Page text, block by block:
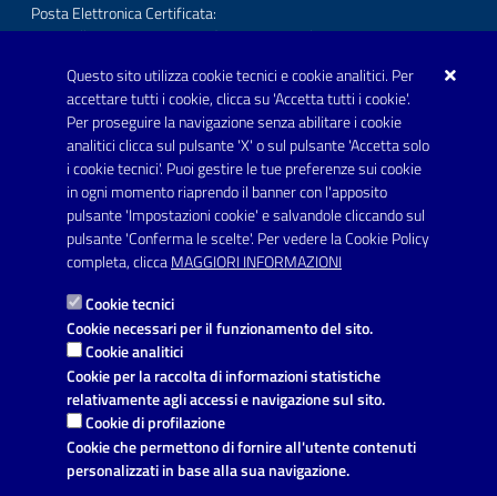
Questo sito utilizza cookie tecnici e cookie analitici. Per
accettare tutti i cookie, clicca su 'Accetta tutti i cookie'.
Per proseguire la navigazione senza abilitare i cookie
analitici clicca sul pulsante 'X' o sul pulsante 'Accetta solo
i cookie tecnici'. Puoi gestire le tue preferenze sui cookie
in ogni momento riaprendo il banner con l'apposito
pulsante 'Impostazioni cookie' e salvandole cliccando sul
pulsante 'Conferma le scelte'. Per vedere la Cookie Policy
completa, cliccaMAGGIORI INFORMAZIONI
Cookie tecnici
Cookie necessari per il funzionamento del sito.
Cookie analitici
Cookie per la raccolta di informazioni statistiche
relativamente agli accessi e navigazione sul sito.
Cookie di profilazione
Cookie che permettono di fornire all'utente contenuti
personalizzati in base alla sua navigazione.
Posta Elettronica Certificata:
protocollo.comunecarmiano@pec.rupar.puglia.it
URP - Ufficio Relazioni con il Pubblico
SEGUICI SU
Youtube
Link utili
Informativa privacy
Dichiarazione di accessibilità
Note legali
Domande frequenti
Richiesta di assistenza